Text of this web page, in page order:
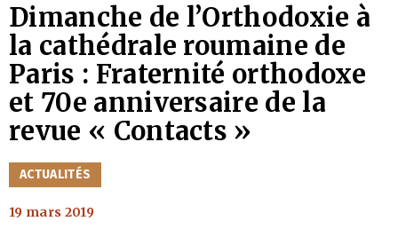
Dimanche de l’Orthodoxie à
la cathédrale roumaine de
Paris : Fraternité orthodoxe
et 70e anniversaire de la
revue « Contacts »
CATÉGORIES
ACTUALITÉS
19 mars 2019